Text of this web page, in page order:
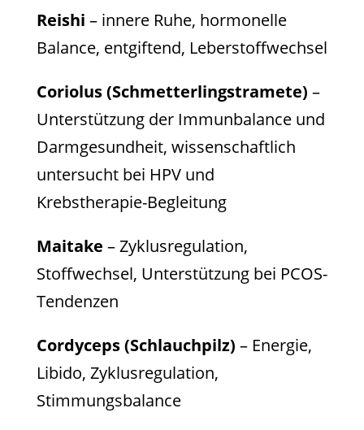
Reishi – innere Ruhe, hormonelle
Balance, entgiftend, Leberstoffwechsel
Coriolus (Schmetterlingstramete) –
Unterstützung der Immunbalance und
Darmgesundheit, wissenschaftlich
untersucht bei HPV und
Krebstherapie-Begleitung
Maitake – Zyklusregulation,
Stoffwechsel, Unterstützung bei PCOS-
Tendenzen
Cordyceps (Schlauchpilz) – Energie,
Libido, Zyklusregulation,
Stimmungsbalance